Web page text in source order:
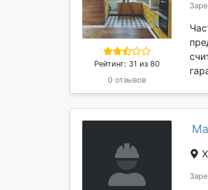
Рейтинг: 31 из 80
0 отзывов